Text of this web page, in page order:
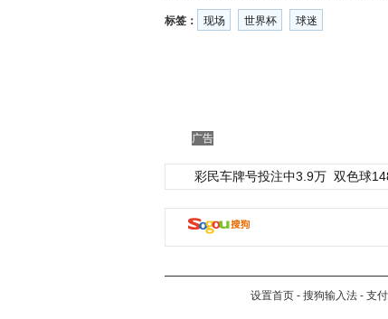
标签： 现场 世界杯 球迷
广告
彩民车牌号投注中3.9万 双色球
设置首页 - 搜狗输入法 - 支